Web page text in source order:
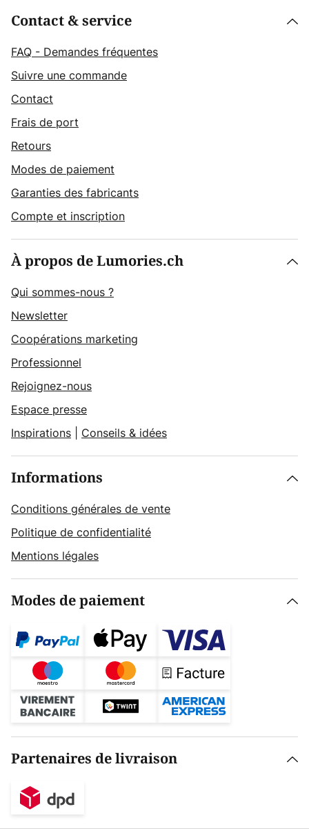
Contact & service
FAQ - Demandes fréquentes
Suivre une commande
Contact
Frais de port
Retours
Modes de paiement
Garanties des fabricants
Compte et inscription
À propos de Lumories.ch
Qui sommes-nous ?
Newsletter
Coopérations marketing
Professionnel
Rejoignez-nous
Espace presse
Inspirations
Conseils & idées
Informations
Conditions générales de vente
Politique de confidentialité
Mentions légales
Modes de paiement
Partenaires de livraison